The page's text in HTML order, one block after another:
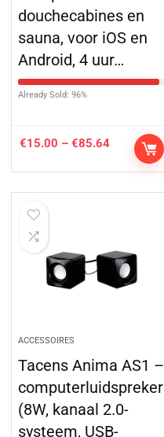
douchecabines en
sauna, voor iOS en
Android, 4 uur…
Already Sold: 96%
€15.00 – €85.64
ACCESSOIRES
Tacens Anima AS1 –
computerluidspreker
(8W, kanaal 2.0-
systeem, USB-